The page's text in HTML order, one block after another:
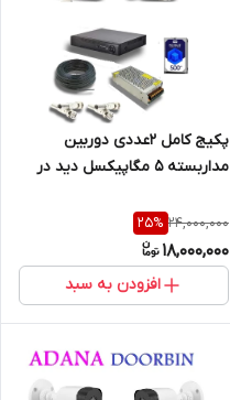
پکیج کامل 2عددی دوربین
مداربسته 5 مگاپیکسل دید در
24,000,000
25%
18,000,000
افزودن به سبد